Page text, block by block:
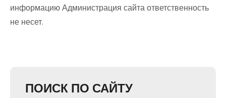
информацию Администрация сайта ответственность
не несет.
ПОИСК ПО САЙТУ